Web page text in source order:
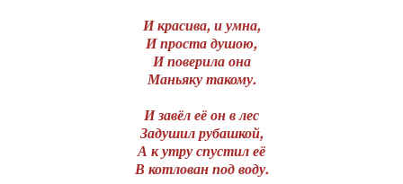
И красива, и умна,
И проста душою,
И поверила она
Маньяку такому.
И завёл её он в лес
Задушил рубашкой,
А к утру спустил её
В котлован под воду.